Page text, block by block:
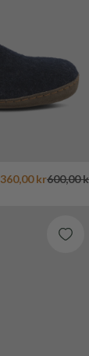
360,00 kr600,00